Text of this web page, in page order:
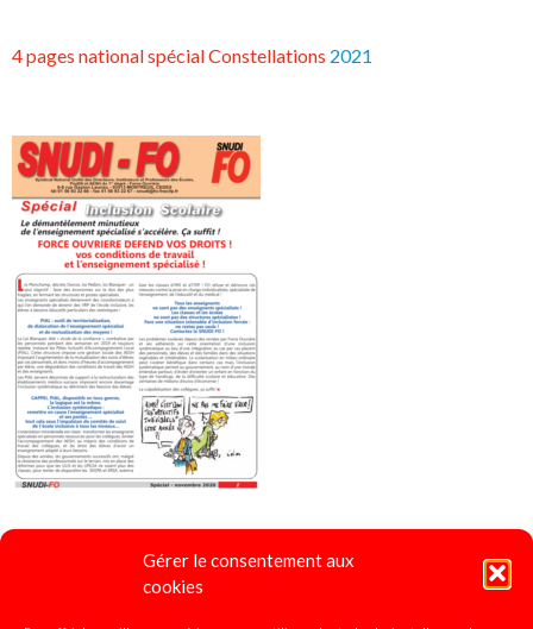
Gérer le consentement aux
cookies
4 pages national spécial Constellations 2021
4 pages spécial "Ecole Inclusive"2020